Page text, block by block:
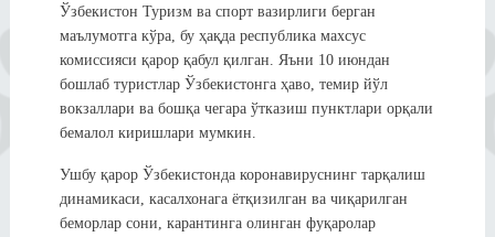
Ўзбекистон Туризм ва спорт вазирлиги берган
маълумотга кўра, бу ҳақда республика махсус
комиссияси қарор қабул қилган. Яъни 10 июндан
бошлаб туристлар Ўзбекистонга ҳаво, темир йўл
вокзаллари ва бошқа чегара ўтказиш пунктлари орқали
бемалол киришлари мумкин.
Ушбу қарор Ўзбекистонда коронавируснинг тарқалиш
динамикаси, касалхонага ётқизилган ва чиқарилган
беморлар сони, карантинга олинган фуқаролар